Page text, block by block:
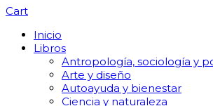
Cart
Inicio
Libros
Antropología, sociología y
Arte y diseño
Autoayuda y bienestar
Ciencia y naturaleza